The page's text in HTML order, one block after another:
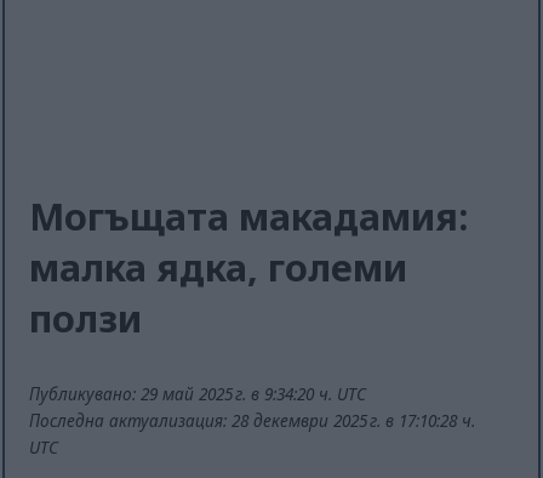
Могъщата макадамия:
малка ядка, големи
ползи
Публикувано: 29 май 2025 г. в 9:34:20 ч. UTC
Последна актуализация: 28 декември 2025 г. в 17:10:28 ч.
UTC